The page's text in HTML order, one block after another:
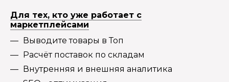
Для тех, кто уже работает с
маркетплейсами
Выводите товары в Топ
Расчёт поставок по складам
Внутренняя и внешняя аналитика